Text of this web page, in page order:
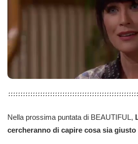
Nella prossima puntata di BEAUTIFUL,
cercheranno di capire cosa sia giusto